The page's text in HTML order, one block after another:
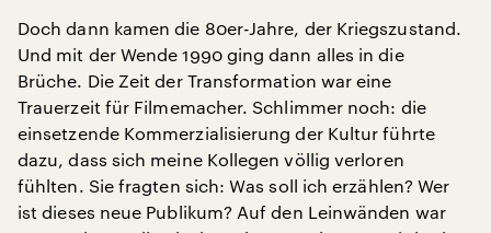
Doch dann kamen die 80er-Jahre, der Kriegszustand.
Und mit der Wende 1990 ging dann alles in die
Brüche. Die Zeit der Transformation war eine
Trauerzeit für Filmemacher. Schlimmer noch: die
einsetzende Kommerzialisierung der Kultur führte
dazu, dass sich meine Kollegen völlig verloren
fühlten. Sie fragten sich: Was soll ich erzählen? Wer
ist dieses neue Publikum? Auf den Leinwänden war